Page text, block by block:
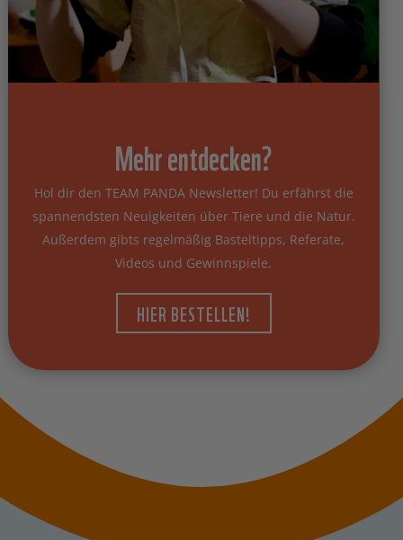
Mehr entdecken?
Hol dir den TEAM PANDA Newsletter! Du erfährst die
spannendsten Neuigkeiten über Tiere und die Natur.
Außerdem gibts regelmäßig Basteltipps, Referate,
Videos und Gewinnspiele.
HIER BESTELLEN!